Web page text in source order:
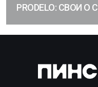
PRODELO: СВОИ О